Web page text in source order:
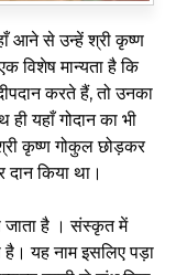
आने से उन्हें श्री कृष्ण
विशेष मान्यता है कि
करते हैं, तो उनका
ही यहाँ गोदान का भी
कृष्ण गोकुल छोड़कर
दान किया था।
जाता है । संस्कृत में
है। यह नाम इसलिए पड़ा